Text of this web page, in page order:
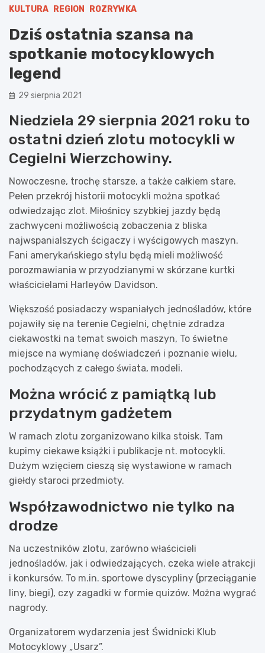
KULTURA REGION ROZRYWKA
Dziś ostatnia szansa na
spotkanie motocyklowych
legend
29 sierpnia 2021
Niedziela 29 sierpnia 2021 roku to
ostatni dzień zlotu motocykli w
Cegielni Wierzchowiny.
Nowoczesne, trochę starsze, a także całkiem stare.
Pełen przekrój historii motocykli można spotkać
odwiedzając zlot. Miłośnicy szybkiej jazdy będą
zachwyceni możliwością zobaczenia z bliska
najwspanialszych ścigaczy i wyścigowych maszyn.
Fani amerykańskiego stylu będą mieli możliwość
porozmawiania w przyodzianymi w skórzane kurtki
właścicielami Harleyów Davidson.
Większość posiadaczy wspaniałych jednośladów, które
pojawiły się na terenie Cegielni, chętnie zdradza
ciekawostki na temat swoich maszyn, To świetne
miejsce na wymianę doświadczeń i poznanie wielu,
pochodzących z całego świata, modeli.
Można wrócić z pamiątką lub
przydatnym gadżetem
W ramach zlotu zorganizowano kilka stoisk. Tam
kupimy ciekawe książki i publikacje nt. motocykli.
Dużym wzięciem cieszą się wystawione w ramach
giełdy staroci przedmioty.
Współzawodnictwo nie tylko na
drodze
Na uczestników zlotu, zarówno właścicieli
jednośladów, jak i odwiedzających, czeka wiele atrakcji
i konkursów. To m.in. sportowe dyscypliny (przeciąganie
liny, biegi), czy zagadki w formie quizów. Można wygrać
nagrody.
Organizatorem wydarzenia jest Świdnicki Klub
Motocyklowy „Usarz”.